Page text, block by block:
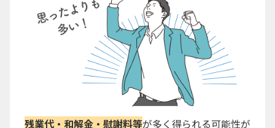
残業代・和解金・慰謝料等が多く得られる可能性が